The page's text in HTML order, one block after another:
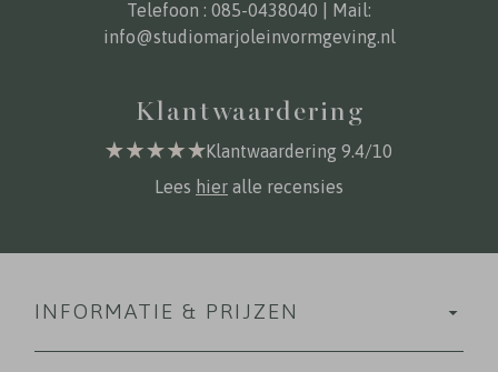
Telefoon : 085-0438040 | Mail:
info@studiomarjoleinvormgeving.nl
Klantwaardering
Klantwaardering 9.4/10
Lees hier alle recensies
INFORMATIE & PRIJZEN